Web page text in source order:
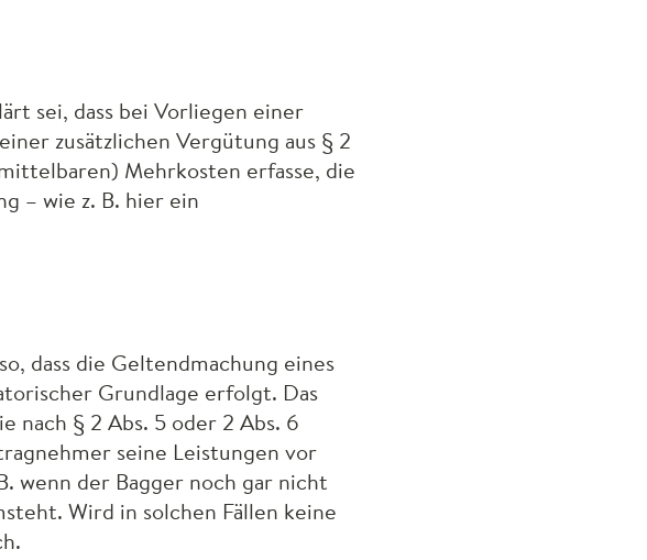
sei, dass bei Vorliegen einer
zusätzlichen Vergütung aus § 2
Mehrkosten erfasse, die
– wie z. B. hier ein
dass die Geltendmachung eines
Grundlage erfolgt. Das
nach § 2 Abs. 5 oder 2 Abs. 6
seine Leistungen vor
wenn der Bagger noch gar nicht
Wird in solchen Fällen keine